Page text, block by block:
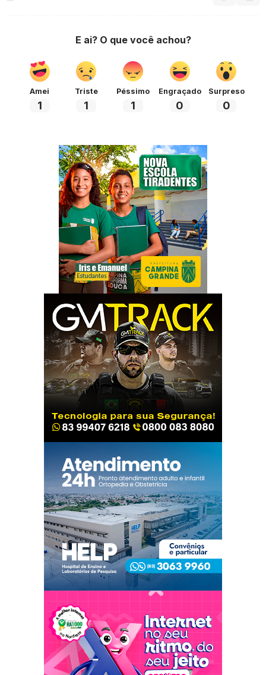
E ai? O que você achou?
Amei
1
Triste
1
Péssimo
1
Engraçado
0
Surpreso
0